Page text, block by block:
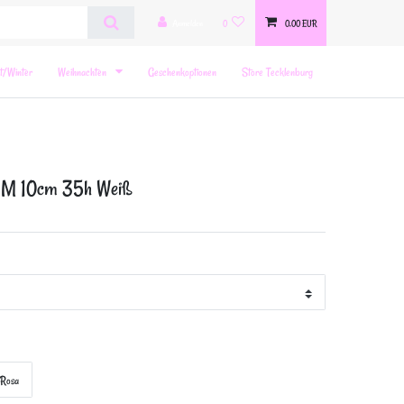
0 0,00 EUR
Winter Weihnachten Geschenkoptionen Store Tecklenburg
10cm 35h Weiß
Rosa